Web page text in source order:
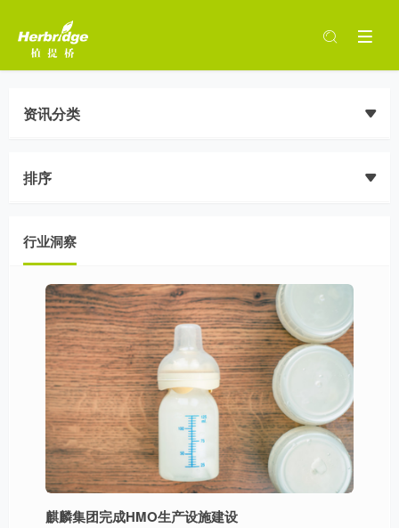
资讯分类
排序
行业洞察
麒麟集团完成HMO生产设施建设